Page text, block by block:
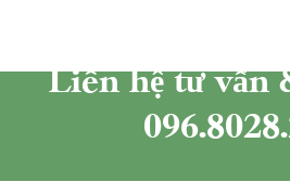
Liên hệ tư vấn